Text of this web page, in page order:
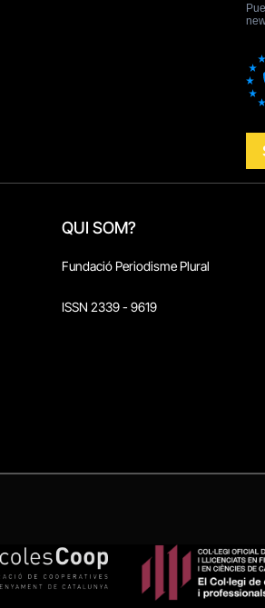
QUI SOM?
Fundació Periodisme Plural
ISSN 2339 - 9619